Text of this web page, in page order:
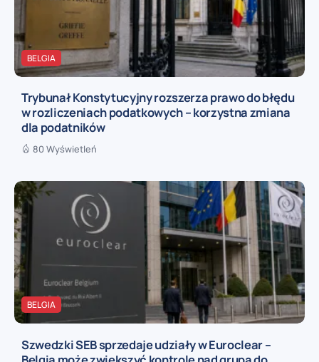
BELGIA
Trybunał Konstytucyjny rozszerza prawo do błędu
w rozliczeniach podatkowych – korzystna zmiana
dla podatników
80 Wyświetleń
BELGIA
Szwedzki SEB sprzedaje udziały w Euroclear –